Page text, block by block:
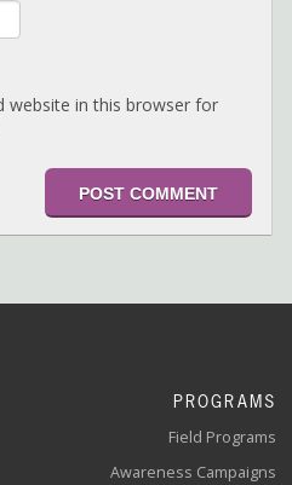
website in this browser for
PROGRAMS
Field Programs
Awareness Campaigns